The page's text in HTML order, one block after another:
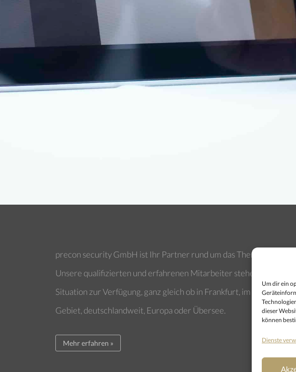
Um dir ein
dieser
können
Dienste
precon security GmbH ist Ihr Partner rund um das Thema
Unsere qualifizierten und erfahrenen Mitarbeiter stehen Ihnen in
Situation zur Verfügung, ganz gleich ob in Frankfurt, im Rhein-
Gebiet, deutschlandweit, Europa oder Übersee.
Mehr erfahren »